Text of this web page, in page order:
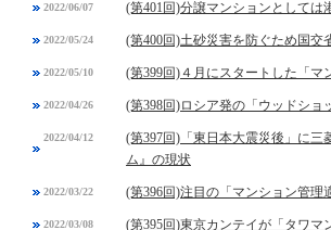
2022/06/07 (第401回)分譲マンションとして
2022/05/24 (第400回)土砂災害を防ぐため国交
2022/05/10 (第399回)４月にスタートした「
2022/04/26 (第398回)ロシア発の「ウッドシ
2022/04/12
(第397回)「東日本大震災後」に
ム』の現状
2022/03/22 (第396回)注目の「マンション管理
2022/03/08 (第395回)東京カンテイが「タワ